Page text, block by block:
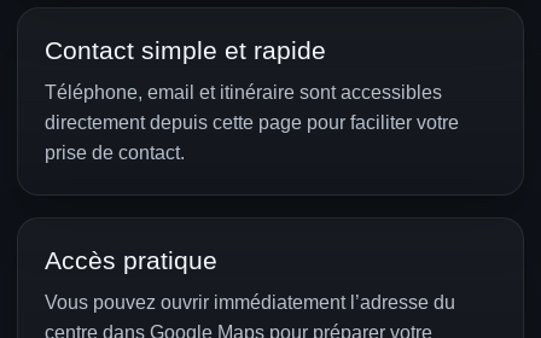
Contact simple et rapide
Téléphone, email et itinéraire sont accessibles
directement depuis cette page pour faciliter votre
prise de contact.
Accès pratique
Vous pouvez ouvrir immédiatement l’adresse du
centre dans Google Maps pour préparer votre